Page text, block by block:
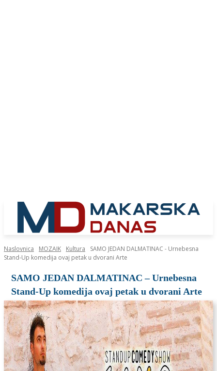
Naslovnica MOZAIK Kultura
SAMO JEDAN DALMATINAC - Urnebesna
Stand-Up komedija ovaj petak u dvorani Arte
SAMO JEDAN DALMATINAC – Urnebesna
Stand-Up komedija ovaj petak u dvorani Arte